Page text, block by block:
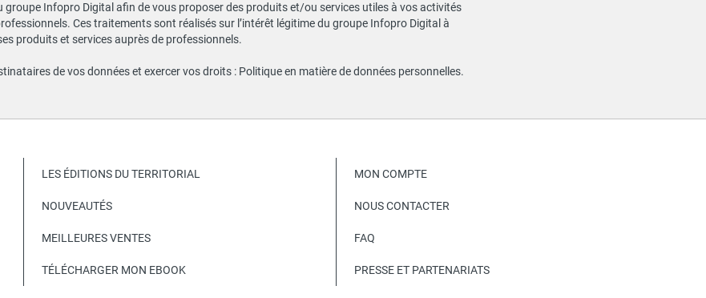
Infopro Digital afin de vous proposer des produits et/ou services utiles à vos activités
Ces traitements sont réalisés sur l’intérêt légitime du groupe Infopro Digital à
produits et services auprès de professionnels.
de vos données et exercer vos droits : Politique en matière de données personnelles.
LES ÉDITIONS DU TERRITORIAL
NOUVEAUTÉS
MEILLEURES VENTES
TÉLÉCHARGER MON EBOOK
MON COMPTE
NOUS CONTACTER
FAQ
PRESSE ET PARTENARIATS